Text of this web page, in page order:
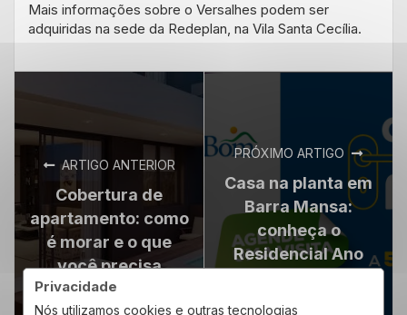
Privacidade
Nós utilizamos cookies e outras tecnologias
Mais informações sobre o Versalhes podem ser
adquiridas na sede da Redeplan, na Vila Santa Cecília.
ARTIGO ANTERIOR
Cobertura de
apartamento: como
é morar e o que
você precisa
PRÓXIMO ARTIGO
Casa na planta em
Barra Mansa:
conheça o
Residencial Ano